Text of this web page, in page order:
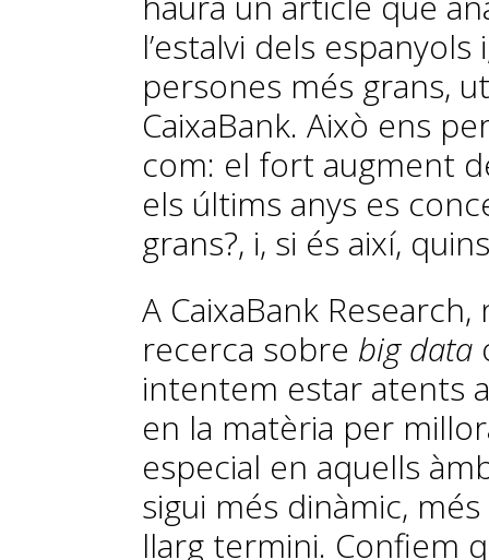
l’estalvi dels
persones més grans,
CaixaBank. Això ens
com: el fort augment
els últims anys es
grans?, i, si és així,
A CaixaBank
recerca sobre big data
intentem estar atents
en la matèria per
especial en aquells
sigui més dinàmic,
llarg termini. Confiem